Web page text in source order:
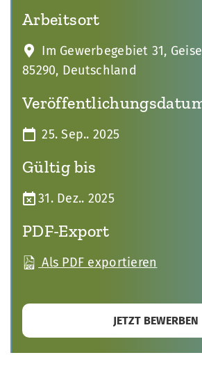
Arbeitsort
Im Gewerbegebiet 31,
85290, Deutschland
25. Sep.. 2025
Gültig bis
31. Dez.. 2025
PDF-Export
Als PDF exportieren
JETZT BEWERBEN